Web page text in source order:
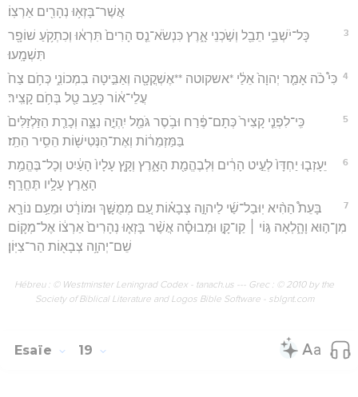
אֲשֶׁר־בָּזְא֥וּ נְהָרִ֖ים אַרְצֽוֹ׃
3
כָּל־יֹשְׁבֵ֥י תֵבֵ֖ל וְשֹׁ֣כְנֵי אָ֑רֶץ כִּנְשֹׂא־נֵ֤ס הָרִים֙ תִּרְא֔וּ וְכִתְקֹ֥עַ שׁוֹפָ֖ר
תִּשְׁמָֽעוּ׃
4 כִּי֩ כֹ֨ה אָמַ֤ר יְהוָה֙ אֵלַ֔י *אשקוטה **אֶשְׁקֳטָ֖ה וְאַבִּ֣יטָה בִמְכוֹנִ֑י כְּחֹ֥ם צַח֙
עֲלֵי־א֔וֹר כְּעָ֥ב טַ֖ל בְּחֹ֥ם קָצִֽיר׃
5
כִּֽי־לִפְנֵ֤י קָצִיר֙ כְּתָם־פֶּ֔רַח וּבֹ֥סֶר גֹּמֵ֖ל יִֽהְיֶ֣ה נִצָּ֑ה וְכָרַ֤ת הַזַּלְזַלִּים֙
בַּמַּזְמֵר֔וֹת וְאֶת־הַנְּטִישׁ֖וֹת הֵסִ֥יר הֵתַֽז׃
6
יֵעָזְב֤וּ יַחְדָּו֙ לְעֵ֣יט הָרִ֔ים וּֽלְבֶהֱמַ֖ת הָאָ֑רֶץ וְקָ֤ץ עָלָיו֙ הָעַ֔יִט וְכָל־בֶּהֱמַ֥ת
הָאָ֖רֶץ עָלָ֥יו תֶּחֱרָֽף׃
7
בָּעֵת֩ הַהִ֨יא יֽוּבַל־שַׁ֜י לַיהוָ֣ה צְבָא֗וֹת עַ֚ם מְמֻשָּׁ֣ךְ וּמוֹרָ֔ט וּמֵעַ֥ם נוֹרָ֖א
מִן־ה֣וּא וָהָ֑לְאָה גּ֣וֹי ׀ קַו־קָ֣ו וּמְבוּסָ֗ה אֲשֶׁ֨ר בָּזְא֤וּ נְהָרִים֙ אַרְצ֔וֹ אֶל־מְק֛וֹם
שֵׁם־יְהוָ֥ה צְבָא֖וֹת הַר־צִיּֽוֹן׃
Hébreu : © Westminster Leningrad Codex - tanach.us --- Grec : © 2010 by the
Society of Biblical Literature and Logos Bible Software - sblgnt.com
Esaïe 19